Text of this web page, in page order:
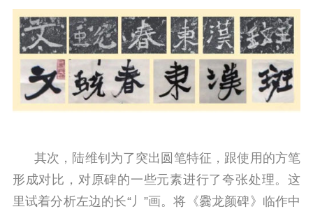
其次，陆维钊为了突出圆笔特征，跟使用的方笔
形成对比，对原碑的一些元素进行了夸张处理。这
里试着分析左边的长“丿”画。将《爨龙颜碑》临作中